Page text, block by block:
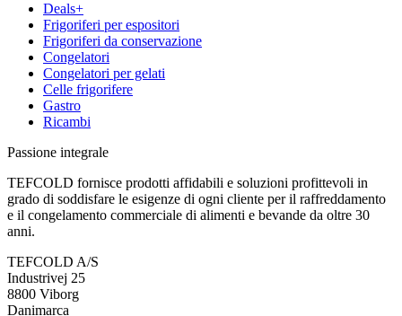
Deals+
Frigoriferi per espositori
Frigoriferi da conservazione
Congelatori
Congelatori per gelati
Celle frigorifere
Gastro
Ricambi
Passione integrale
TEFCOLD fornisce prodotti affidabili e soluzioni profittevoli in
grado di soddisfare le esigenze di ogni cliente per il raffreddamento
e il congelamento commerciale di alimenti e bevande da oltre 30
anni.
TEFCOLD A/S
Industrivej 25
8800 Viborg
Danimarca